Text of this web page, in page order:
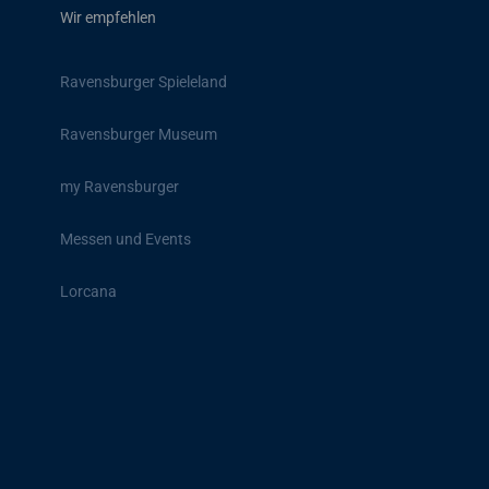
Wir empfehlen
Ravensburger Spieleland
Ravensburger Museum
my Ravensburger
Messen und Events
Lorcana